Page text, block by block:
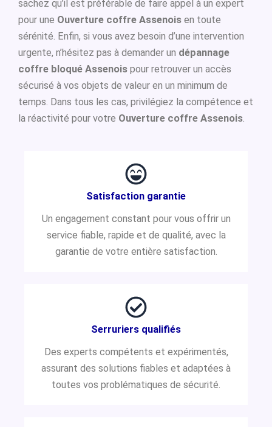
sachez qu’il est préférable de faire appel à un expert
pour une Ouverture coffre Assenois en toute
sérénité. Enfin, si vous avez besoin d’une intervention
urgente, n’hésitez pas à demander un dépannage
coffre bloqué Assenois pour retrouver un accès
sécurisé à vos objets de valeur en un minimum de
temps. Dans tous les cas, privilégiez la compétence et
la réactivité pour votre Ouverture coffre Assenois.
Satisfaction garantie
Un engagement constant pour vous offrir un
service fiable, rapide et de qualité, avec la
garantie de votre entière satisfaction.
Serruriers qualifiés
Des experts compétents et expérimentés,
assurant des solutions fiables et adaptées à
toutes vos problématiques de sécurité.